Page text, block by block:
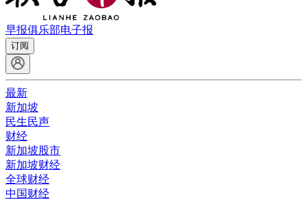
早报俱乐部电子报
订阅
最新
新加坡
民生民声
财经
新加坡股市
新加坡财经
全球财经
中国财经